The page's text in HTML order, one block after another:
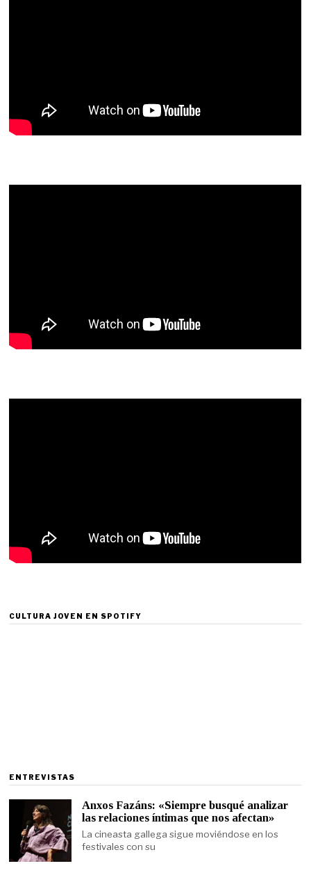
CULTURA JOVEN EN SPOTIFY
ENTREVISTAS
Anxos Fazáns: «Siempre busqué analizar
las relaciones íntimas que nos afectan»
La cineasta gallega sigue moviéndose en los
festivales con su